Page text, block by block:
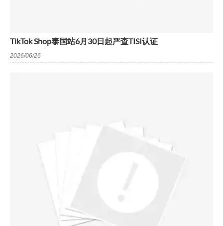
TikTok Shop泰国站6月30日起严查TISI认证
2026/06/26